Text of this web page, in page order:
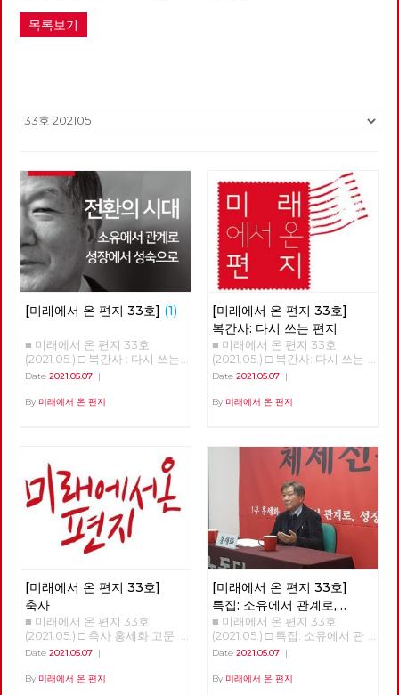
목록보기
[미래에서 온 편지 33호] (1)
■ 미래에서 온 편지 33호
(2021.05.) □ 복간사 : 다시 쓰는
편지 □ 축사 □ 특집 : 소유에서
세 : 5월의 정세 □ 사람 : 러빙 속
■ 편집위원: 김석정, 나도원, 안
보영, 이용규, 적야, 현린
Date 2021.05.07 |
By 미래에서 온 편지
[미래에서 온 편지 33호]
복간사: 다시 쓰는 편지
■ 미래에서 온 편지 33호
(2021.05.) □ 복간사: 다시 쓰는
편지 노동당 기관지 [미래에서
6월 32호 이후 5년 만의 복간입
사회주의를 향한 노동당의 사유
를 다시 모아 내고 실천을 이어
간다는 것입니다. 끊어졌던 편지
를 다시 쓴다는 것은 끊어졌던
선을 다시 잇는다는 것입니다.
흩어져 있던 점들을 이어 다시
광장을 연다는 것입니다. 모두
가 쓸모 없다며 사회주의라는 과
거를 폐기하지만, 불가능하다며
사회주의라는 미래를 포기하지
만, 그리하여 자본주의라는 반인
간적, 반민주적, 반사회적 체제
속에 안주하지만, 노동당은 다릅
니다. 노동당은 다른 시간에 대
한 사유를 놓지 않습니다. 노동
당은 다른 공간을 위한 실천을
놓지 않습니다. 선이 끊어질 때,
점들은 고립되고 마침내 소멸합
Date 2021.05.07|
By 미래에서 온 편지
[미래에서 온 편지 33호]
축사
■ 미래에서 온 편지 33호
(2021.05.) □ 축사 홍세화 고문
안녕하세요? 노동당 기관지 <
(온라인) 발간을 당원 여러분과
Date 2021.05.07 |
By 미래에서 온 편지
[미래에서 온 편지 33호]
특집: 소유에서 관계로,
성장에서 성숙으로
■ 미래에서 온 편지 33호
(2021.05.) □ 특집: 소유에서 관
계로, 성장에서 성숙으로 홍세화
관계로, 성장에서 성숙으로> 오
Date 2021.05.07|
By 미래에서 온 편지